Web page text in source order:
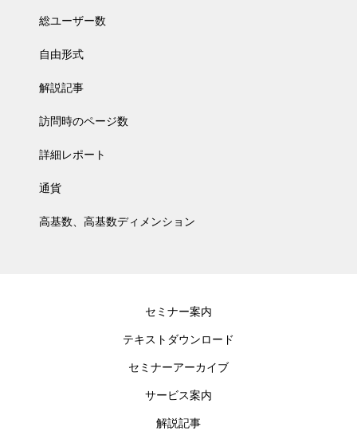
総ユーザー数
自由形式
解説記事
訪問時のページ数
詳細レポート
通貨
高基数、高基数ディメンション
セミナー案内
テキストダウンロード
セミナーアーカイブ
サービス案内
解説記事